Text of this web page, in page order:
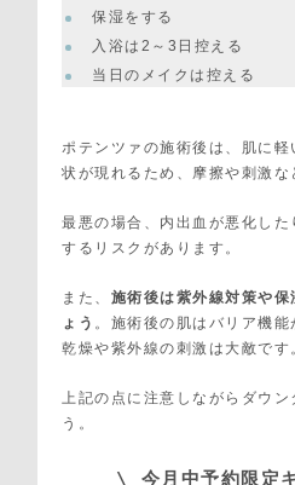
保湿をする
入浴は2～3日控える
当日のメイクは控える
ポテンツァの施術後は、肌に
状が現れるため、摩擦や刺激な
最悪の場合、内出血が悪化した
するリスクがあります。
また、 施術後は紫外線対策や
ょう 。施術後の肌はバリア機能
乾燥や紫外線の刺激は大敵です
上記の点に注意しながらダウ
う。
\ 今月中予約限定